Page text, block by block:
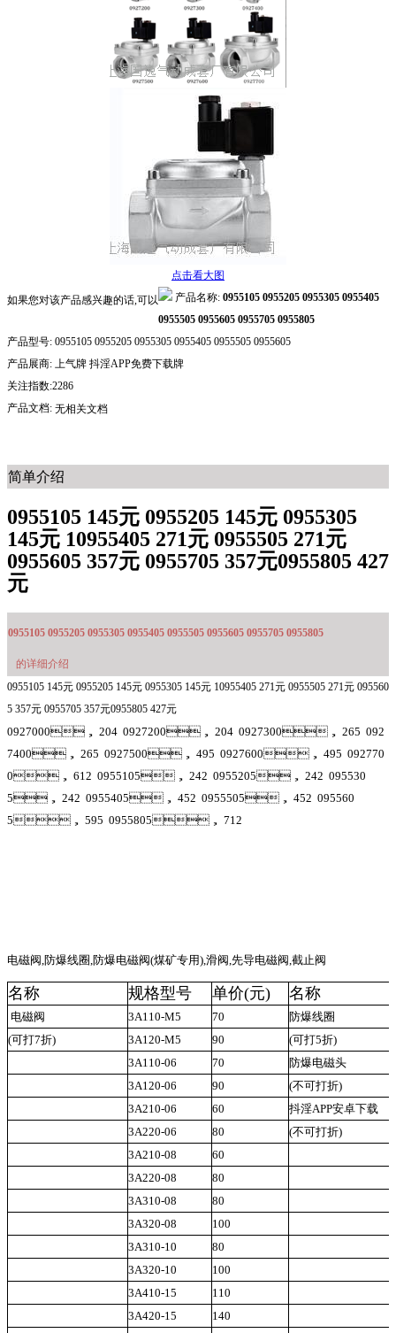
点击看大图
如果您对该产品感兴趣的话,可以
产品名称: 0955105 0955205 0955305 0955405
0955505 0955605 0955705 0955805
产品型号: 0955105 0955205 0955305 0955405 0955505 0955605
产品展商: 上气牌 抖淫APP免费下载牌
关注指数:2286
产品文档: 无相关文档
简单介绍
0955105 145元 0955205 145元 0955305
145元 10955405 271元 0955505 271元
0955605 357元 0955705 357元0955805 427
元
0955105 0955205 0955305 0955405 0955505 0955605 0955705 0955805
的详细介绍
0955105 145元 0955205 145元 0955305 145元 10955405 271元 0955505 271元 095560
5 357元 0955705 357元0955805 427元
0927000， 204 0927200， 204 0927300， 265 092
7400， 265 0927500， 495 0927600， 495 092770
0， 612 0955105， 242 0955205， 242 095530
5， 242 0955405， 452 0955505， 452 095560
5， 595 0955805， 712
电磁阀,防爆线圈,防爆电磁阀(煤矿专用),滑阀,先导电磁阀,截止阀
名称 规格型号 单价(元) 名称
电磁阀 3A110-M5 70
防爆线圈
(可打7折)
3A120-M5 90
(可打5折)
3A110-06
70
防爆电磁头
3A120-06
90
(不可打折)
3A210-06
60
抖淫APP安卓下载
3A220-06
80
(不可打折)
3A210-08
60
3A220-08
80
3A310-08
80
3A320-08
100
3A310-10
80
3A320-10
100
3A410-15
110
3A420-15
140